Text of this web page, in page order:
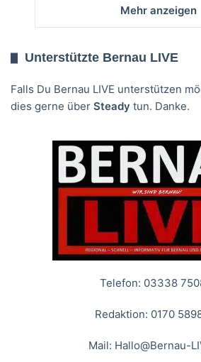
Mehr anzeigen
Unterstützte Bernau LIVE
Falls Du Bernau LIVE unterstützen
dies gerne über Steady tun. Danke.
Telefon: 03338
Redaktion: 0170
Mail: Hallo@Bernau-